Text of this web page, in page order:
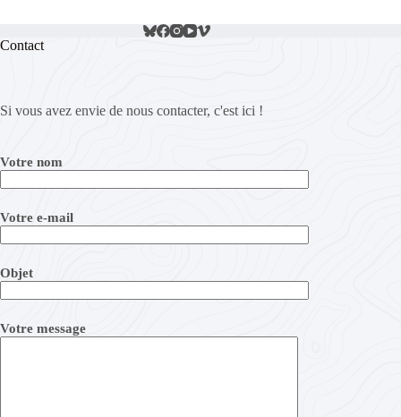
Contact
Si vous avez envie de nous contacter, c'est ici !
Votre nom
Votre e-mail
Objet
Votre message